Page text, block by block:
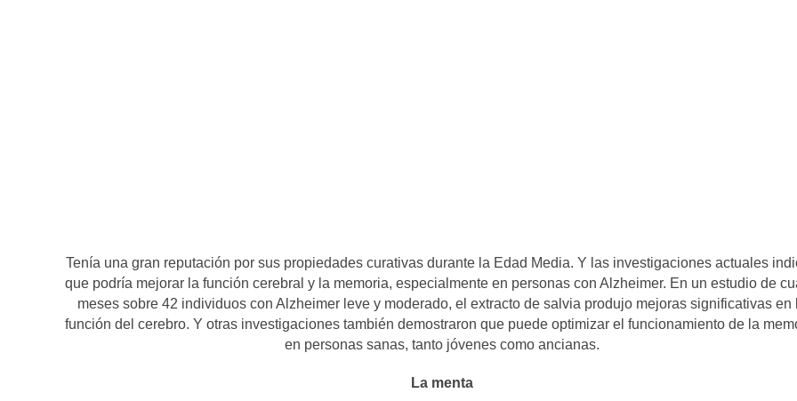
Tenía una gran reputación por sus propiedades curativas durante la Edad Media. Y las investigaciones actuales
que podría mejorar la función cerebral y la memoria, especialmente en personas con Alzheimer. En un estudio de
meses sobre 42 individuos con Alzheimer leve y moderado, el extracto de salvia produjo mejoras significativas en
función del cerebro. Y otras investigaciones también demostraron que puede optimizar el funcionamiento de la
en personas sanas, tanto jóvenes como ancianas.
La menta